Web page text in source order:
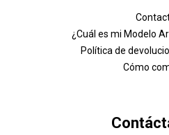
¿Cuál es mi Modelo
Política de
Cómo